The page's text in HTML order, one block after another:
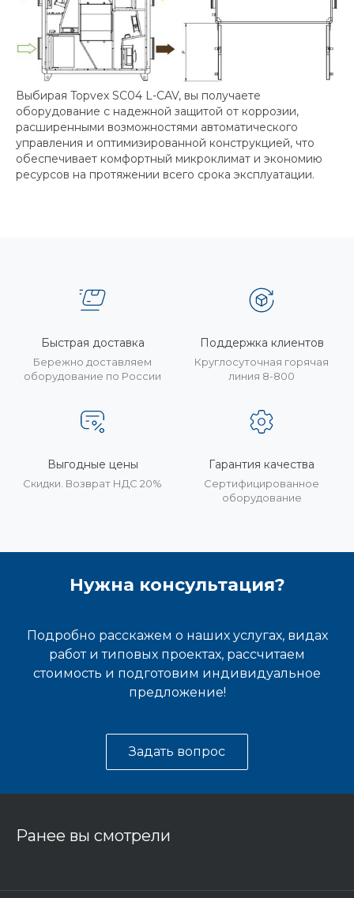
Выбирая Topvex SC04 L-CAV, вы получаете
оборудование с надежной защитой от коррозии,
расширенными возможностями автоматического
управления и оптимизированной конструкцией, что
обеспечивает комфортный микроклимат и экономию
ресурсов на протяжении всего срока эксплуатации.
Быстрая доставка
Бережно доставляем
оборудование по России
Поддержка клиентов
Круглосуточная горячая
линия 8-800
Выгодные цены
Скидки. Возврат НДС 20%
Гарантия качества
Сертифицированное
оборудование
Нужна консультация?
Подробно расскажем о наших услугах, видах
работ и типовых проектах, рассчитаем
стоимость и подготовим индивидуальное
предложение!
Задать вопрос
Ранее вы смотрели